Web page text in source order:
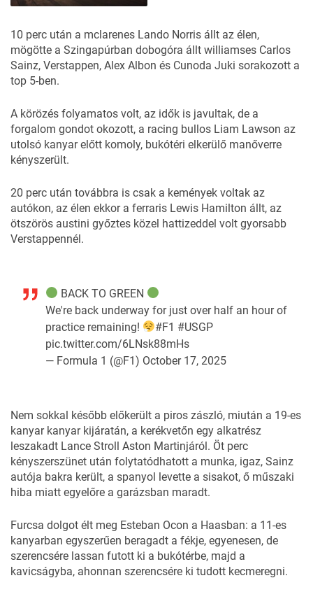
10 perc után a mclarenes Lando Norris állt az élen,
mögötte a Szingapúrban dobogóra állt williamses Carlos
Sainz, Verstappen, Alex Albon és Cunoda Juki sorakozott a
top 5-ben.
A körözés folyamatos volt, az idők is javultak, de a
forgalom gondot okozott, a racing bullos Liam Lawson az
utolsó kanyar előtt komoly, bukótéri elkerülő manőverre
kényszerült.
20 perc után továbbra is csak a kemények voltak az
autókon, az élen ekkor a ferraris Lewis Hamilton állt, az
ötszörös austini győztes közel hattizeddel volt gyorsabb
Verstappennél.
BACK TO GREEN
We're back underway for just over half an hour of
practice remaining!
#F1 #USGP
pic.twitter.com/6LNsk88mHs
— Formula 1 (@F1) October 17, 2025
Nem sokkal később előkerült a piros zászló, miután a 19-es
kanyar kanyar kijáratán, a kerékvetőn egy alkatrész
leszakadt Lance Stroll Aston Martinjáról. Öt perc
kényszerszünet után folytatódhatott a munka, igaz, Sainz
autója bakra került, a spanyol levette a sisakot, ő műszaki
hiba miatt egyelőre a garázsban maradt.
Furcsa dolgot élt meg Esteban Ocon a Haasban: a 11-es
kanyarban egyszerűen beragadt a fékje, egyenesen, de
szerencsére lassan futott ki a bukótérbe, majd a
kavicságyba, ahonnan szerencsére ki tudott kecmeregni.